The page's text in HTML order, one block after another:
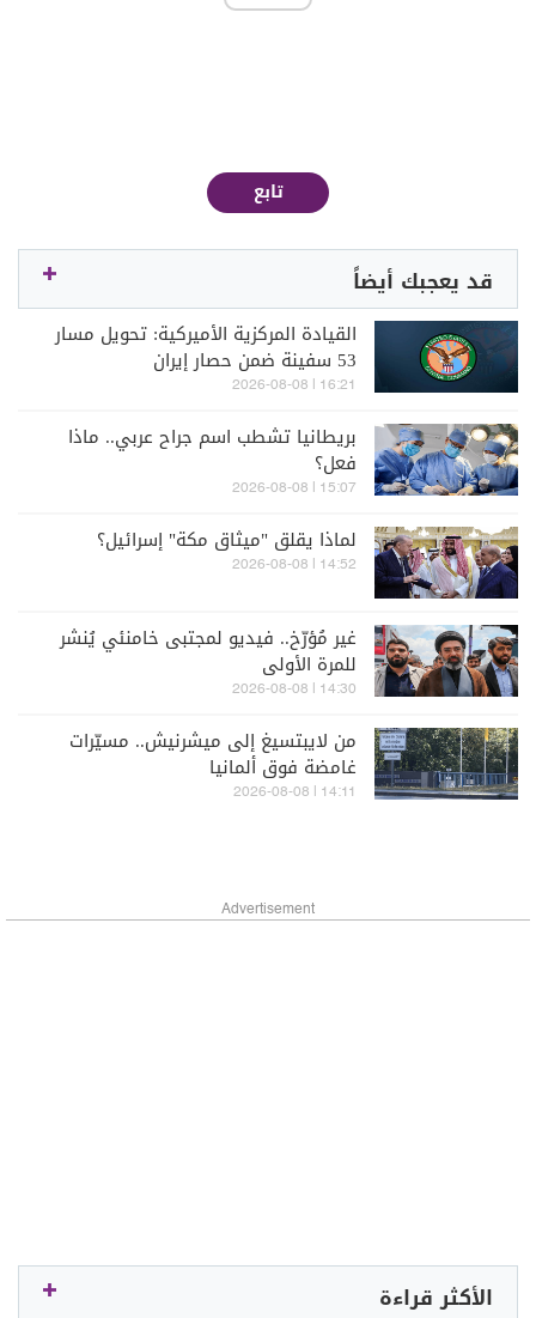
تابع
قد يعجبك أيضاً
القيادة المركزية الأميركية: تحويل مسار
53 سفينة ضمن حصار إيران
16:21 | 2026-08-08
بريطانيا تشطب اسم جراح عربي.. ماذا
فعل؟
15:07 | 2026-08-08
لماذا يقلق "ميثاق مكة" إسرائيل؟
14:52 | 2026-08-08
غير مُؤرّخ.. فيديو لمجتبى خامنئي يُنشر
للمرة الأولى
14:30 | 2026-08-08
من لايبتسيغ إلى ميشرنيش.. مسيّرات
غامضة فوق ألمانيا
14:11 | 2026-08-08
Advertisement
الأكثر قراءة